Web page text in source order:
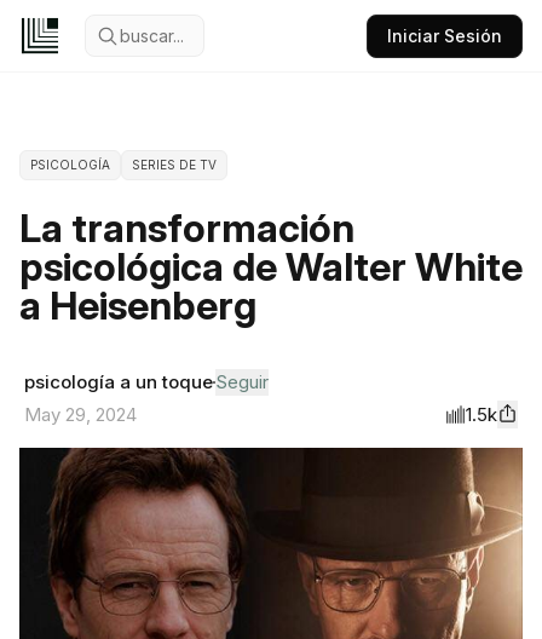
buscar... Iniciar Sesión
PSICOLOGÍA SERIES DE TV
La transformación
psicológica de Walter White
a Heisenberg
psicología a un toqueSeguir
May 29, 2024
1.5k